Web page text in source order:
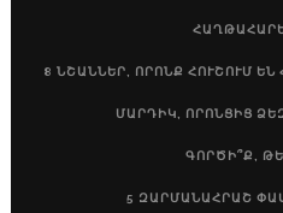
8 ՆՇԱՆՆԵՐ, ՈՐՈՆՔ ՀՈՒՇՈՒՄ ԵՆ
ՄԱՐԴԻԿ, ՈՐՈՆՑԻՑ
ԳՈՐԾԻ՞Ք,
5 ԶԱՐՄԱՆԱՀՐԱՇ